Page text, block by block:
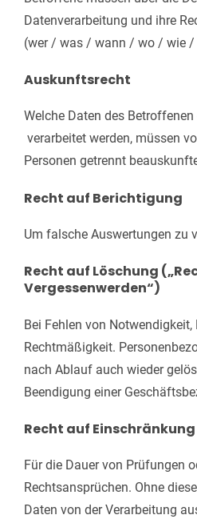
Datenverarbeitung und ihre
(wer / was / wann / wo / wie /
Auskunftsrecht
Welche Daten des
verarbeitet werden, müssen
Personen getrennt
Recht auf Berichtigung
Um falsche Auswertungen zu
Recht auf Löschung
Vergessenwerden“)
Bei Fehlen von
Rechtmäßigkeit.
nach Ablauf auch wieder
Beendigung einer
Recht auf
Für die Dauer von Prüfungen
Rechtsansprüchen. Ohne
Daten von der Verarbeitung